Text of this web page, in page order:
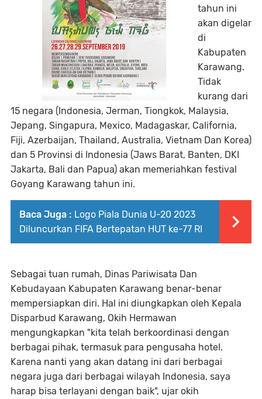
tahun ini
akan digelar
di
Kabupaten
Karawang.
Tidak
kurang dari
15 negara (Indonesia, Jerman, Tiongkok, Malaysia,
Jepang, Singapura, Mexico, Madagaskar, California,
Fiji, Azerbaijan, Thailand, Australia, Vietnam Dan Korea)
dan 5 Provinsi di Indonesia (Jaws Barat, Banten, DKI
Jakarta, Bali dan Papua) akan memeriahkan festival
Goyang Karawang tahun ini.
Baca Juga : Logo Piala Dunia U-20 2023
Diluncurkan FIFA Bertepatan HUT ke-77 RI
Sebagai tuan rumah, Dinas Pariwisata Dan
Kebudayaan Kabupaten Karawang benar-benar
mempersiapkan diri. Hal ini diungkapkan oleh Kepala
Disparbud Karawang, Okih Hermawan
mengungkapkan "kita telah berkoordinasi dengan
berbagai pihak, termasuk para pengusaha hotel.
Karena nanti yang akan datang ini dari berbagai
negara juga dari berbagai wilayah Indonesia, saya
harap bisa terlayani dengan baik", ujar okih